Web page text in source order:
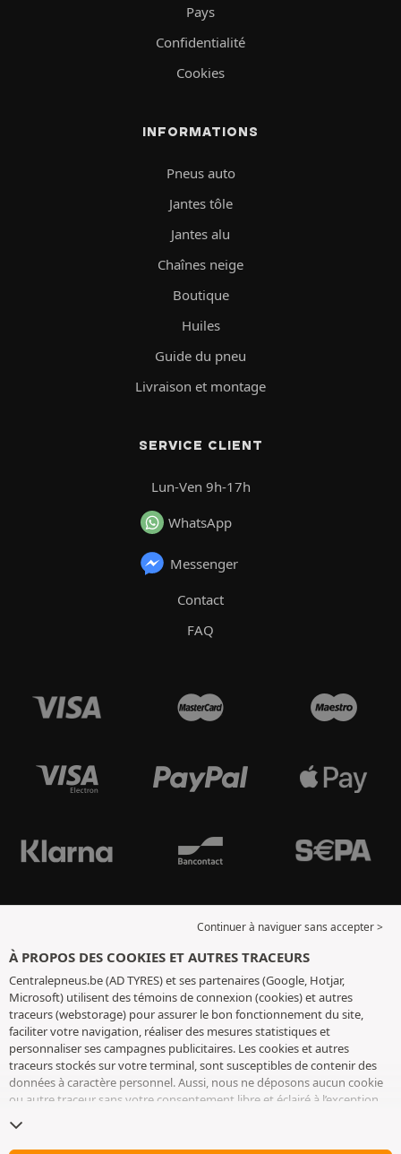
Pays
Confidentialité
Cookies
INFORMATIONS
Pneus auto
Jantes tôle
Jantes alu
Chaînes neige
Boutique
Huiles
Guide du pneu
Livraison et montage
SERVICE CLIENT
Lun-Ven 9h-17h
WhatsApp
Messenger
Contact
FAQ
Continuer à naviguer sans accepter >
À PROPOS DES COOKIES ET AUTRES TRACEURS
Centralepneus.be (AD TYRES) et ses partenaires (Google, Hotjar,
Microsoft) utilisent des témoins de connexion (cookies) et autres
traceurs (webstorage) pour assurer le bon fonctionnement du site,
faciliter votre navigation, réaliser des mesures statistiques et
personnaliser ses campagnes publicitaires. Les cookies et autres
traceurs stockés sur votre terminal, sont susceptibles de contenir des
données à caractère personnel. Aussi, nous ne déposons aucun cookie
ou autre traceur sans votre consentement libre et éclairé à l’exception
conservons votre choix pendant 6 mois. Vous pouvez retirer votre
consentement à tout moment en vous rendant sur lapage cookies et